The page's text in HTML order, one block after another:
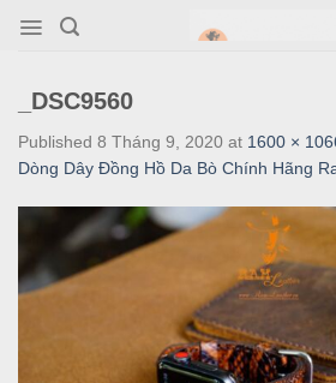
_DSC9560
Published 8 Tháng 9, 2020 at 1600 ×
Dòng Dây Đồng Hồ Da Bò Chính Hãng